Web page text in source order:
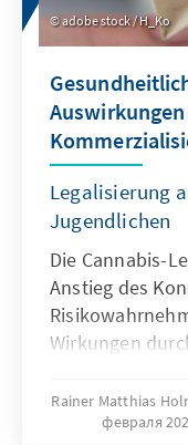
adobe stock / H_Ko
Legalisierung
Jugendlichen
Die Cannabis-
Anstieg des
Wirkungen
schädlichen
Rainer Matthias
февраля